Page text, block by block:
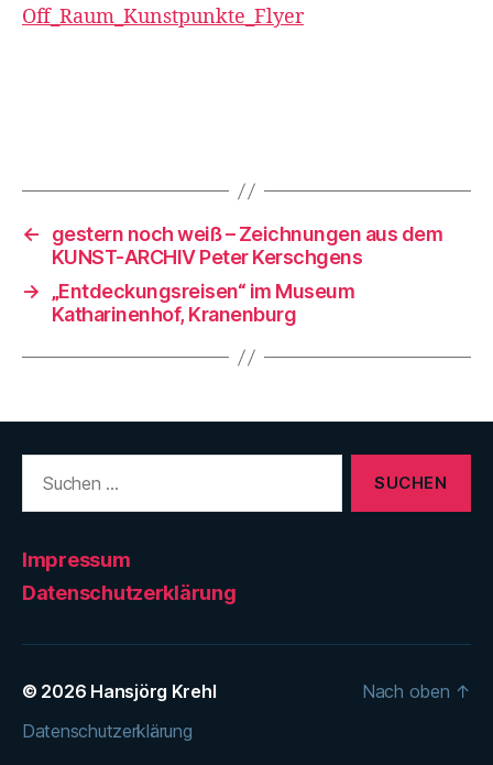
Off_Raum_Kunstpunkte_Flyer
←
gestern noch weiß – Zeichnungen aus dem
KUNST-ARCHIV Peter Kerschgens
→
„Entdeckungsreisen“ im Museum
Katharinenhof, Kranenburg
nach:
Impressum
Datenschutzerklärung
© 2026 Hansjörg Krehl
Datenschutzerklärung
Nach oben ↑